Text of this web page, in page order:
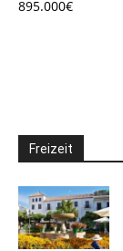
895.000€
Freizeit